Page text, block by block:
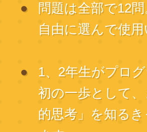
問題は全部で12
自由に選んで使
1、2年生がプロ
初の一歩として
的思考」を知る